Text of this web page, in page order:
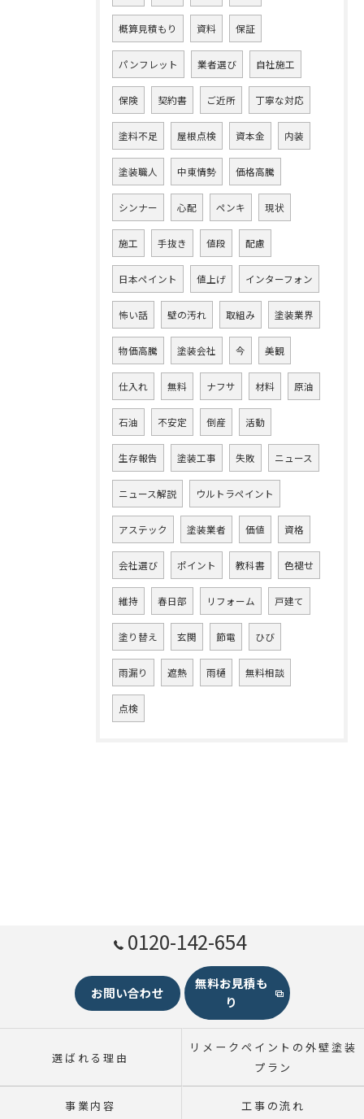
概算見積もり 資料 保証
パンフレット 業者選び 自社施工
保険 契約書 ご近所 丁寧な対応
塗料不足 屋根点検 資本金 内装
塗装職人 中東情勢 価格高騰
シンナー 心配 ペンキ 現状
施工 手抜き 値段 配慮
日本ペイント 値上げ インターフォン
怖い話 壁の汚れ 取組み 塗装業界
物価高騰 塗装会社 今 美観
仕入れ 無料 ナフサ 材料 原油
石油 不安定 倒産 活動
生存報告 塗装工事 失敗 ニュース
ニュース解説 ウルトラペイント
アステック 塗装業者 価値 資格
会社選び ポイント 教科書 色褪せ
維持 春日部 リフォーム 戸建て
塗り替え 玄関 節電 ひび
雨漏り 遮熱 雨樋 無料相談
点検
0120-142-654
お問い合わせ
無料お見積も
り
選ばれる理由
リメークペイントの外壁塗装
プラン
事業内容 工事の流れ